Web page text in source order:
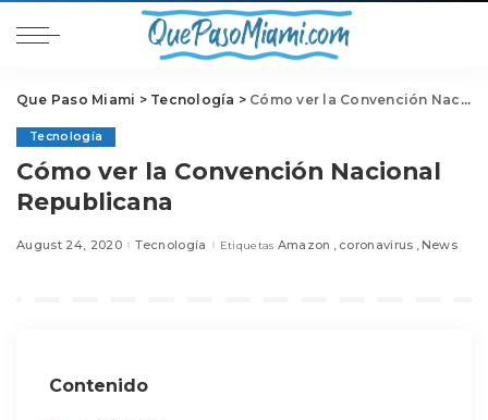
Que Paso Miami > Tecnología > Cómo ver la Convención Nacional Republicana
Tecnología
Cómo ver la Convención Nacional
Republicana
August 24, 2020 Tecnología Etiquetas Amazon coronavirus News
Contenido